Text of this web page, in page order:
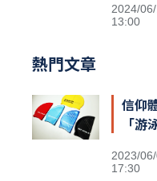
2024/
13:00
熱門文章
信仰
「游
迎報
2023/
17:30